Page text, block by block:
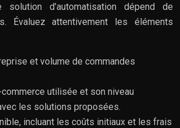
d’automatisation dépend de
Évaluez attentivement les éléments
et volume de commandes
utilisée et son niveau
les solutions proposées.
incluant les coûts initiaux et les frais